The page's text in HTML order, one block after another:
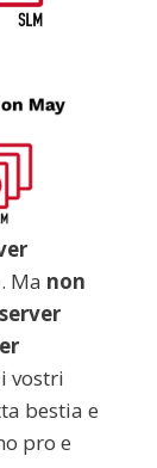
Ma non
vostri
bestia e
pro e